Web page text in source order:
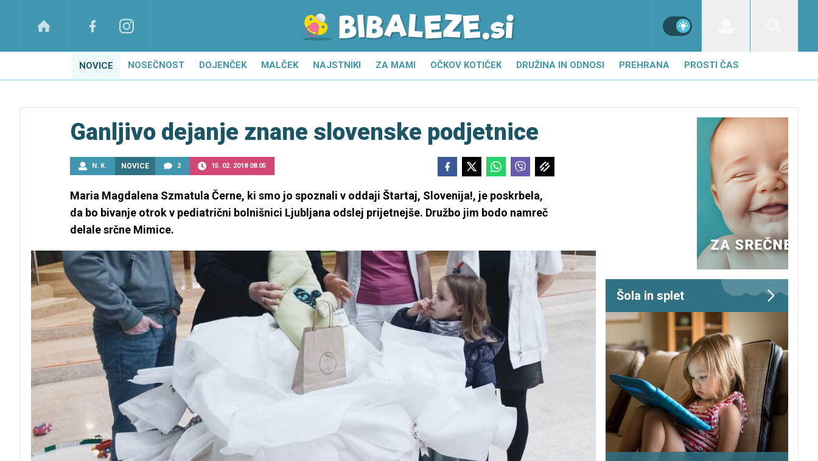
NOVICE NOSEČNOST DOJENČEK MALČEK NAJSTNIKI ZA MAMI OČKOV KOTIČEK DRUŽINA IN ODNOSI PREHRANA PROSTI ČAS
Ganljivo dejanje znane slovenske podjetnice
N. K. NOVICE 2 15. 02. 2018 08.05
Maria Magdalena Szmatula Černe, ki smo jo spoznali v oddaji Štartaj, Slovenija!, je poskrbela,
da bo bivanje otrok v pediatrični bolnišnici Ljubljana odslej prijetnejše. Družbo jim bodo namreč
delale srčne Mimice.
Šola in splet